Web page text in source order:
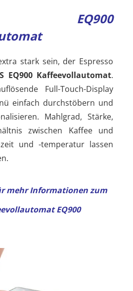
EQ900
stark sein, der Espresso
EQ900 Kaffeevollautomat.
Full-Touch-Display
einfach durchstöbern und
Mahlgrad, Stärke,
zwischen Kaffee und
und -temperatur lassen
mehr Informationen zum
EQ900